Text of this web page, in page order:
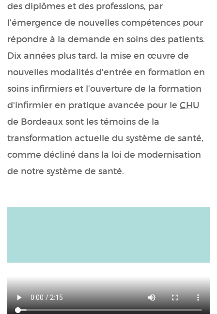
des diplômes et des professions, par
l'émergence de nouvelles compétences pour
répondre à la demande en soins des patients.
Dix années plus tard, la mise en œuvre de
nouvelles modalités d'entrée en formation en
soins infirmiers et l'ouverture de la formation
d'infirmier en pratique avancée pour le CHU
de Bordeaux sont les témoins de la
transformation actuelle du système de santé,
comme décliné dans la loi de modernisation
de notre système de santé.